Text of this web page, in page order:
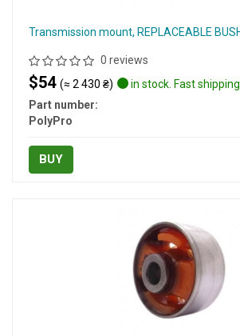
Transmission mount, REPLACEABLE
0 reviews
$54 (≈ 2 430 ₴)
in stock. Fast
Part number:
PolyPro
BUY